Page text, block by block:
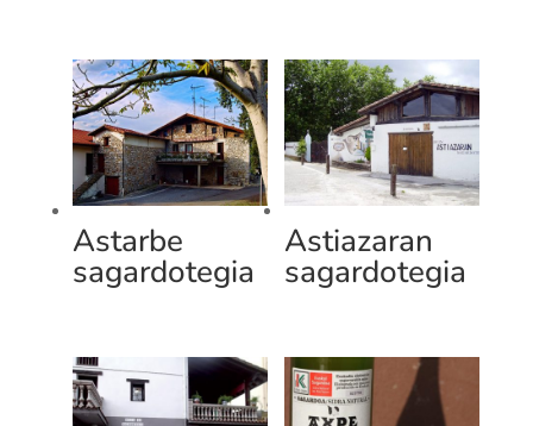
Astarbe
sagardotegia
Astiazaran
sagardotegia